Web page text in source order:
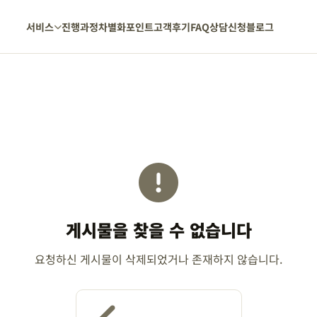
서비스 진행과정차별화포인트고객후기FAQ상담신청블로그
게시물을 찾을 수 없습니다
요청하신 게시물이 삭제되었거나 존재하지 않습니다.